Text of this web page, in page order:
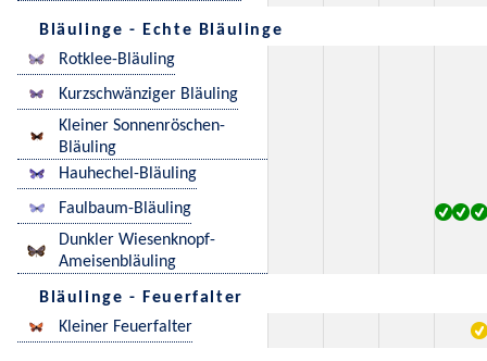
Bläulinge - Echte Bläulinge
Rotklee-Bläuling
Kurzschwänziger Bläuling
Kleiner Sonnenröschen-
Bläuling
Hauhechel-Bläuling
Faulbaum-Bläuling
Dunkler Wiesenknopf-
Ameisenbläuling
Bläulinge - Feuerfalter
Kleiner Feuerfalter